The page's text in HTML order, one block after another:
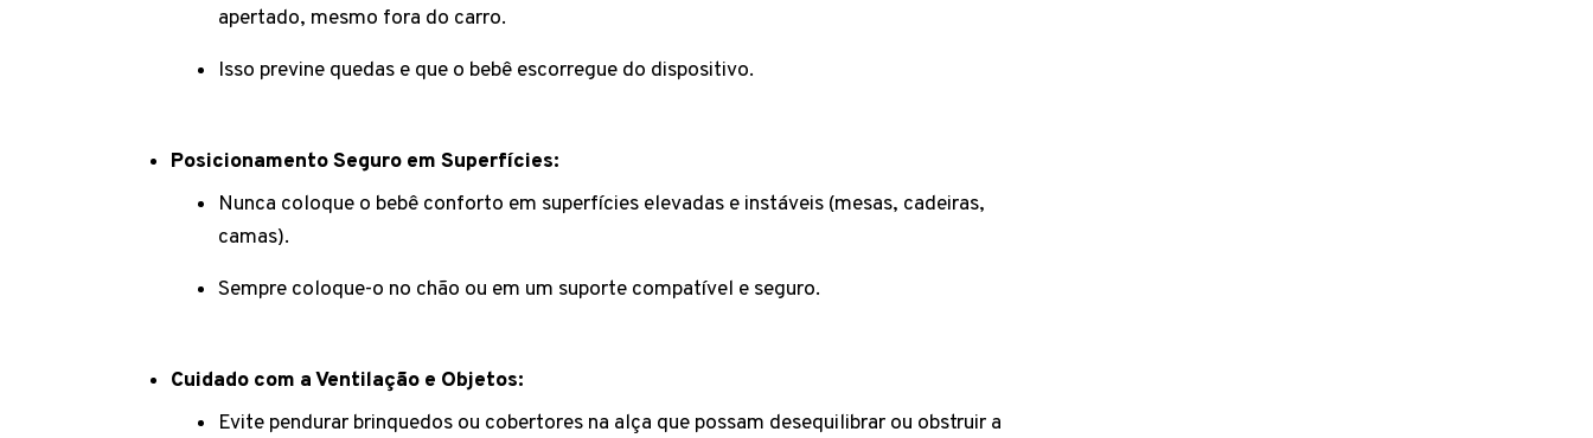
apertado, mesmo fora do carro.
Isso previne quedas e que o bebê escorregue do dispositivo.
Posicionamento Seguro em Superfícies:
Nunca coloque o bebê conforto em superfícies elevadas e instáveis (mesas, cadeiras,
camas).
Sempre coloque-o no chão ou em um suporte compatível e seguro.
Cuidado com a Ventilação e Objetos:
Evite pendurar brinquedos ou cobertores na alça que possam desequilibrar ou obstruir a